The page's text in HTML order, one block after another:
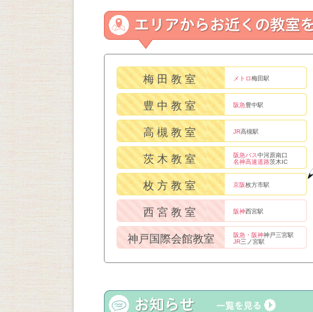
梅田教室 メトロ梅田駅
豊中教室 阪急豊中駅
高槻教室 JR高槻駅
茨木教室 阪急バス中河原南口
名神高速道路茨木IC
枚方教室 京阪枚方市駅
西宮教室 阪神西宮駅
神戸国際会館教室 阪急・阪神神戸三宮駅
JR三ノ宮駅